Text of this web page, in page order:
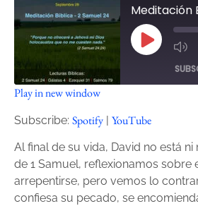
Meditación
Spotify
RSS FEED
SHARE
LINK
EMBED
Play in new window
Subscribe: Spotify | YouTube
Al final de su vida, David no está
de 1 Samuel, reflexionamos
arrepentirse, pero vemos lo
confiesa su pecado, se